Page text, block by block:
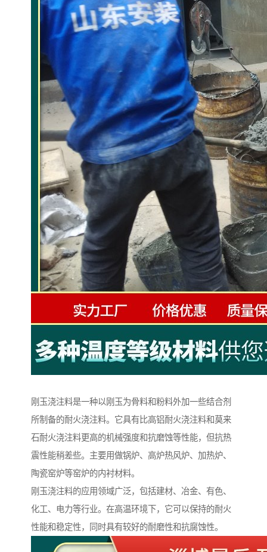
刚玉浇注料是一种以刚玉为骨料和粉料外加一些结合剂
所制备的耐火浇注料。它具有比高铝耐火浇注料和莫来
石耐火浇注料更高的机械强度和抗磨蚀等性能，但抗热
震性能稍差些。主要用做锅炉、高炉热风炉、加热炉、
陶瓷窑炉等窑炉的内衬材料。
刚玉浇注料的应用领域广泛，包括建材、冶金、有色、
化工、电力等行业。在高温环境下，它可以保持的耐火
性能和稳定性，同时具有较好的耐磨性和抗腐蚀性。